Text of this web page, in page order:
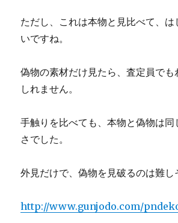
ただし、これは本物と見比べて、は
いですね。
偽物の素材だけ見たら、査定員でも
しれません。
手触りを比べても、本物と偽物は同
さでした。
外見だけで、偽物を見破るのは難し
http://www.gunjodo.com/